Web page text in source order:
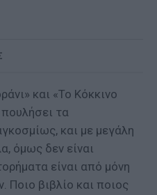
και «Το Κόκκινο
τα
και με μεγάλη
όμως δεν είναι
είναι από μόνη
Ποιο βιβλίο και ποιος